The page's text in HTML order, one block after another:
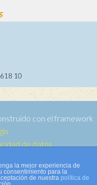
10
con el framework
de datos
la mejor experiencia de
consentimiento para la
de nuestra política de